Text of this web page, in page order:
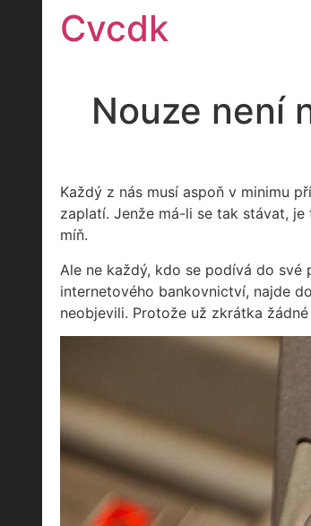
Cvcdk
Nouze není
Každý z nás musí aspoň v minimu
zaplatí. Jenže má-li se tak stávat,
míň.
Ale ne každý, kdo se podívá do
internetového bankovnictví, najde
neobjevili. Protože už zkrátka